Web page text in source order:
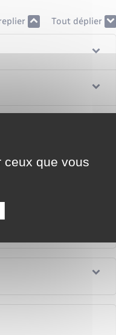
Tout déplier
ceux que vous